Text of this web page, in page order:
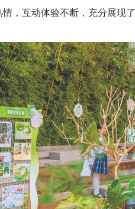
，互动体验不断，充分展现